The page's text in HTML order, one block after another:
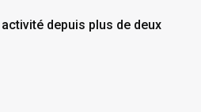
depuis plus de deux